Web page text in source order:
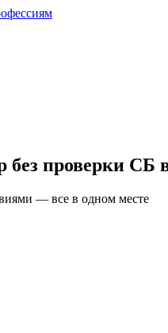
проверки СБ
— все в одном месте